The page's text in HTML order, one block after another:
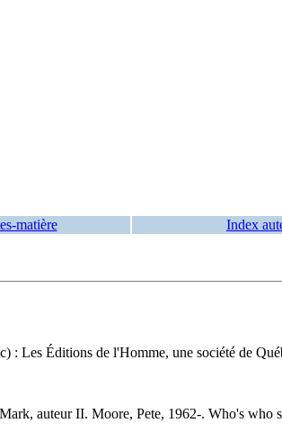
matière Index
: Les Éditions de l'Homme, une société de
auteur II. Moore, Pete, 1962-. Who's who